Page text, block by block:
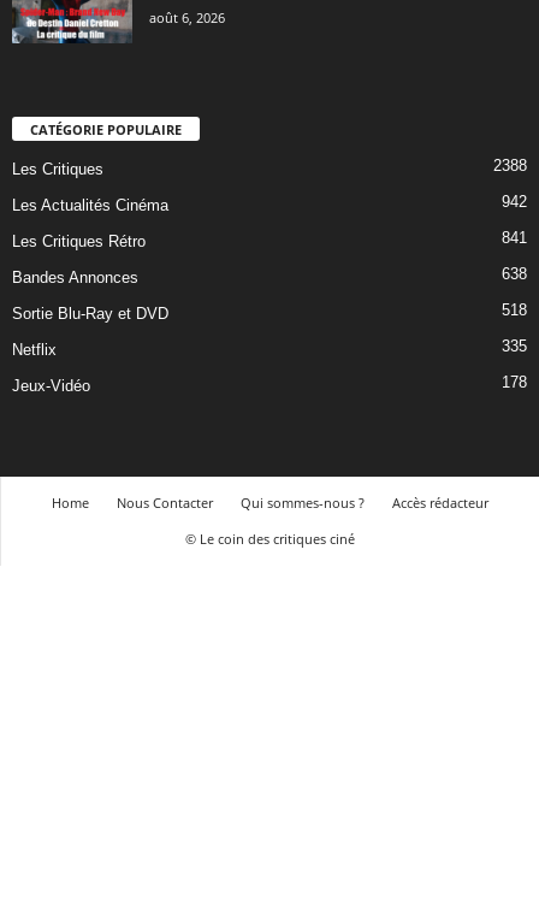
août 6, 2026
CATÉGORIE POPULAIRE
Les Critiques 2388
Les Actualités Cinéma 942
Les Critiques Rétro 841
Bandes Annonces 638
Sortie Blu-Ray et DVD 518
Netflix 335
Jeux-Vidéo 178
Home Nous Contacter Qui sommes-nous ?
Accès rédacteur
© Le coin des critiques ciné